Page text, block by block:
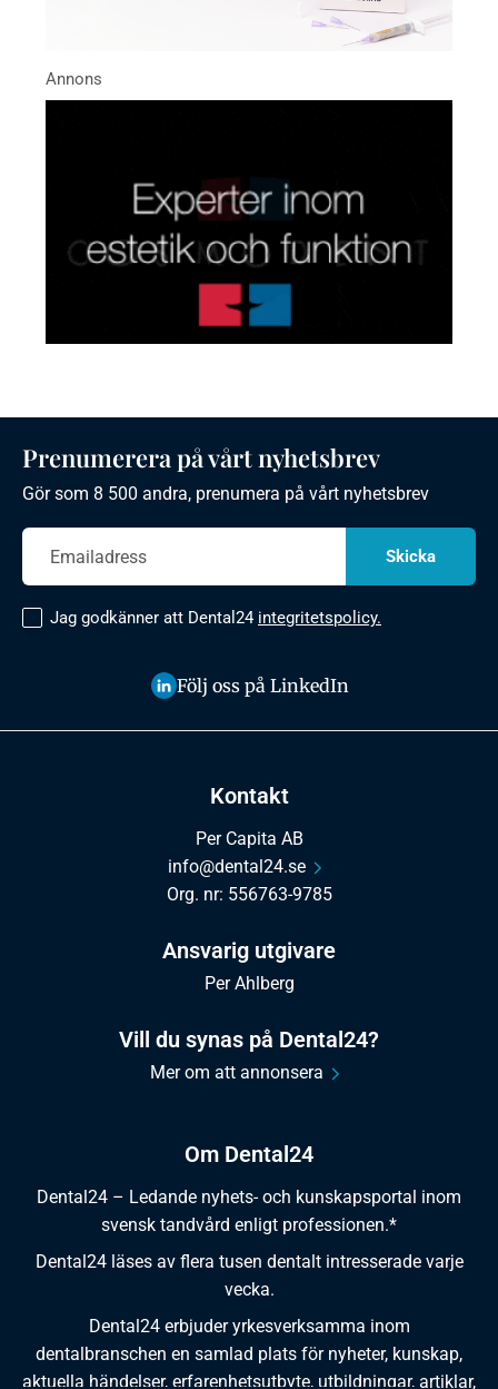
Om Dental24
Dental24 – Ledande nyhets- och kunskapsportal inom
svensk tandvård enligt professionen.*
Dental24 läses av flera tusen dentalt intresserade varje
vecka.
Dental24 erbjuder yrkesverksamma inom
dentalbranschen en samlad plats för nyheter, kunskap,
aktuella händelser, erfarenhetsutbyte, utbildningar, artiklar,
Kontakt
Per Capita AB
info@dental24.se
Org. nr: 556763-9785
Ansvarig utgivare
Per Ahlberg
Vill du synas på Dental24?
Mer om att annonsera
Prenumerera på vårt nyhetsbrev
Gör som 8 500 andra, prenumera på vårt nyhetsbrev
Jag godkänner att Dental24 integritetspolicy.
Följ oss på LinkedIn